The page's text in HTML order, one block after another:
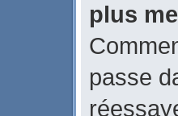
plus
passe